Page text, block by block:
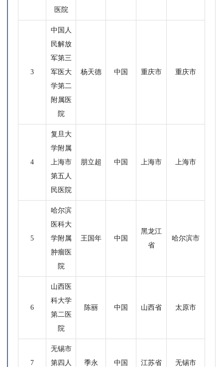
医院
3
中国人
民解放
军第三
军医大
学第二
附属医
院
杨天德 中国 重庆市 重庆市
4
复旦大
学附属
上海市
第五人
民医院
朋立超 中国 上海市 上海市
5
哈尔滨
医科大
学附属
肿瘤医
院
王国年 中国
黑龙江
省
哈尔滨市
6
山西医
科大学
第二医
院
陈丽 中国 山西省 太原市
7
无锡市
第四人
季永 中国 江苏省 无锡市